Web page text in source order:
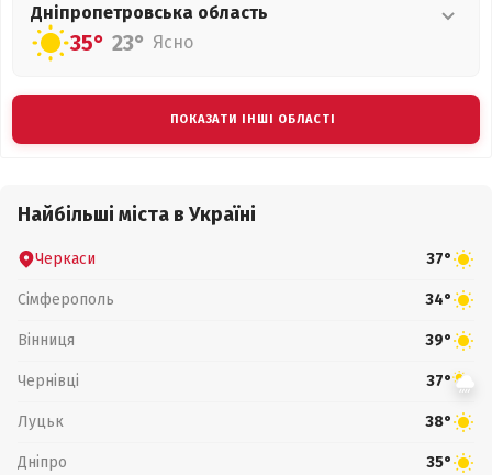
Дніпропетровська область
35° 23° Ясно
ПОКАЗАТИ ІНШІ ОБЛАСТІ
Найбільші міста в Україні
Черкаси 37°
Сімферополь 34°
Вінниця 39°
Чернівці 37°
Луцьк 38°
Дніпро 35°